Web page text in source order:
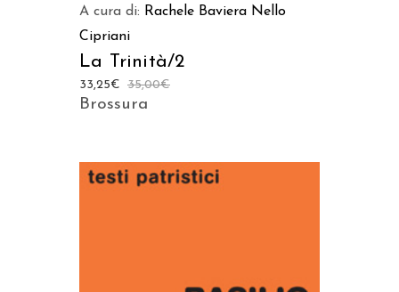
A cura di: Rachele Baviera Nello
Cipriani
La Trinità/2
35,00€
33,25€
Brossura